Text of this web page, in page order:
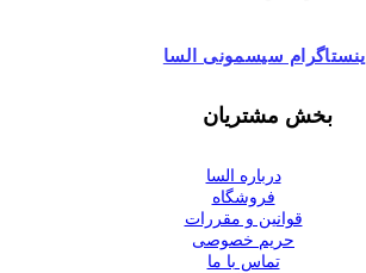
اینستاگرام سیسمونی السا
بخش مشتریان
درباره السا
فروشگاه
قوانین و مقررات
حریم خصوصی
تماس با ما